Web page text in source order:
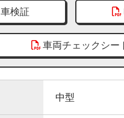
車検証
車両チェックシー
中型